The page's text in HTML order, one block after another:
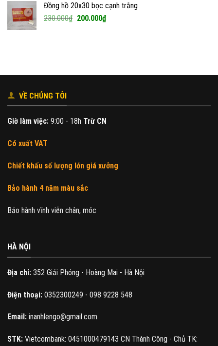
240.000₫.là:
180.000₫.
Đồng hồ 20x30 bọc cạnh trắng
230.000₫ Giá
200.000₫Giá
VỀ CHÚNG TÔI
Giờ làm việc: 9:00 - 18h Trừ CN
Có xuất VAT
Chiết khấu số lượng lớn giá xưởng
Bảo hành 4 năm màu sắc
Bảo hành vĩnh viễn chân, móc
HÀ NỘI
Địa chỉ: 352 Giải Phóng - Hoàng Mai - Hà Nội
Điện thoại: 0352300249 - 098 9228 548
Email: inanhlengo@gmail.com
STK: Vietcombank: 0451000479143 CN Thành Công - Chủ TK: